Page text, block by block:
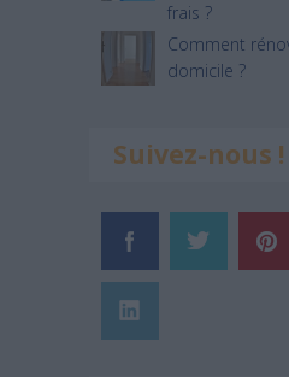
frais ?
Comment
domicile ?
Suivez-nous !